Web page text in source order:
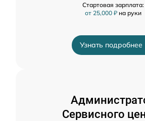
Стартовая зарплата:
от 25,000 ₽ на руки
Узнать подробнее
Сервисного